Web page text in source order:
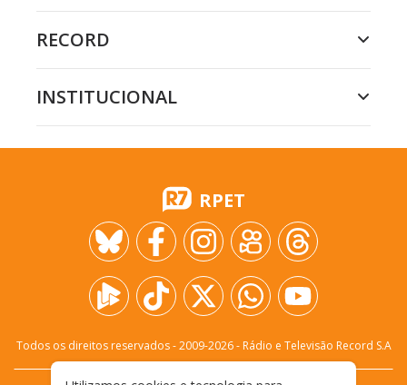
RECORD
INSTITUCIONAL
RPET
Todos os direitos reservados - 2009-2026- Rádio e Televisão Record S.A